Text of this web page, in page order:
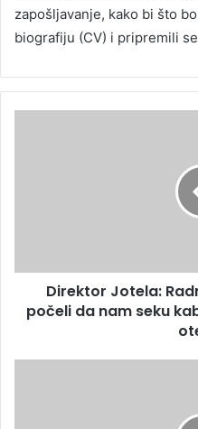
zapošljavanje, kako bi što
biografiju (CV) i pripremili
Direktor Jotela:
počeli da nam seku